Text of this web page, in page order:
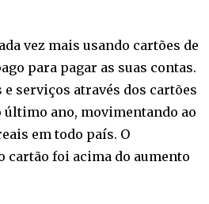
vez mais usando cartões de
para pagar as suas contas.
serviços através dos cartões
último ano, movimentando ao
em todo país. O
cartão foi acima do aumento